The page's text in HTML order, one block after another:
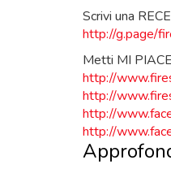
Scrivi una
http://g.page/
Metti MI
http://
http://
http://
http://